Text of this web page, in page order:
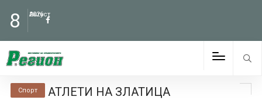
8 Август
2026
Спорт АТЛЕТИ НА ЗЛАТИЦА